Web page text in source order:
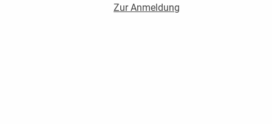
Zur Anmeldung